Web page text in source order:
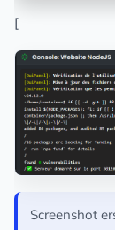
[
Screenshot